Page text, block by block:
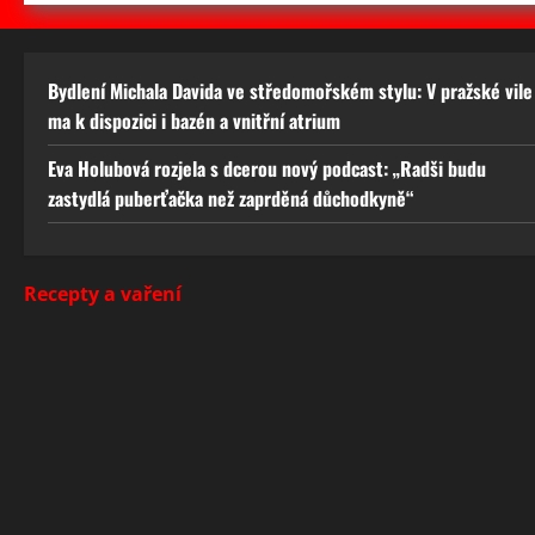
Bydlení Michala Davida ve středomořském stylu: V pražské vile
ma k dispozici i bazén a vnitřní atrium
Eva Holubová rozjela s dcerou nový podcast: „Radši budu
zastydlá puberťačka než zaprděná důchodkyně“
Recepty a vaření